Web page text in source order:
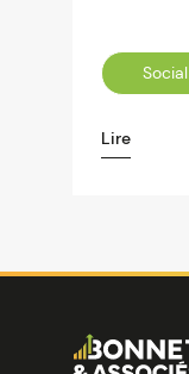
Social
Lire
Image